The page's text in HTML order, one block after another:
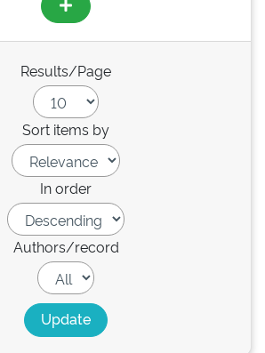
Results/Page
Sort items by
In order
Authors/record